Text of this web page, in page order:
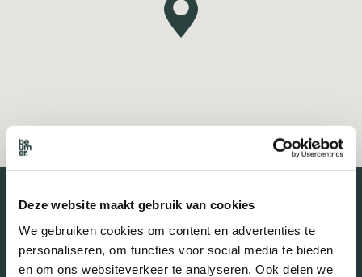
Deze website maakt gebruik van cookies
We gebruiken cookies om content en advertenties te
personaliseren, om functies voor social media te bieden
en om ons websiteverkeer te analyseren. Ook delen we
De buurt